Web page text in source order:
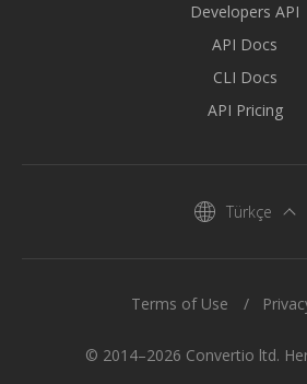
Developers API
API Docs
CLI Docs
API Pricing
Türkçe
© 2014–2026 Convertio ltd. Her
Terms of Use